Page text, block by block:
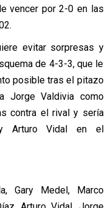
vencer por 2-0 en las
evitar sorpresas y
de 4-3-3, que le
posible tras el pitazo
Jorge Valdivia como
contra el rival y sería
y Arturo Vidal en el
Gary Medel, Marco